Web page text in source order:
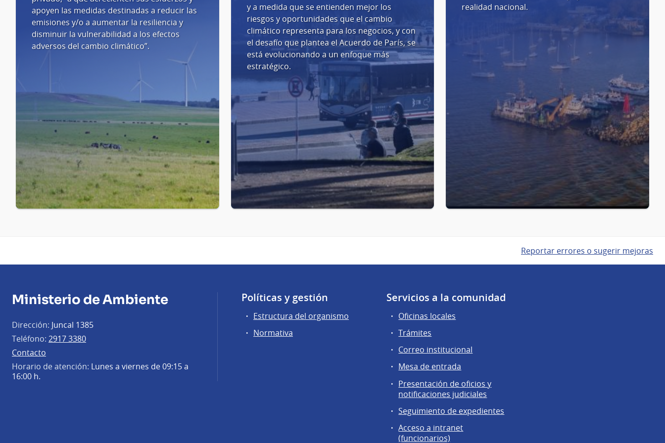
apoyen las medidas destinadas a reducir las
emisiones y/o a aumentar la resiliencia y
disminuir la vulnerabilidad a los efectos
adversos del cambio climático”.
y a medida que se entienden mejor los
riesgos y oportunidades que el cambio
climático representa para los negocios, y con
el desafío que plantea el Acuerdo de París, se
está evolucionando a un enfoque más
estratégico.
realidad nacional.
Reportar errores o sugerir mejoras
Ministerio de Ambiente
Dirección: Juncal 1385
Teléfono: 2917 3380
Contacto
Horario de atención: Lunes a viernes de 09:15 a
16:00 h.
Políticas y gestión
Estructura del organismo
Normativa
Servicios a la comunidad
Oficinas locales
Trámites
Correo institucional
Mesa de entrada
Presentación de oficios y
notificaciones judiciales
Seguimiento de expedientes
Acceso a intranet
(funcionarios)